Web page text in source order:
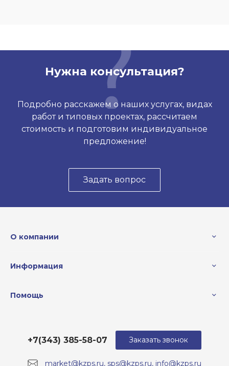
Нужна консультация?
Подробно расскажем о наших услугах, видах
работ и типовых проектах, рассчитаем
стоимость и подготовим индивидуальное
предложение!
Задать вопрос
О компании
Информация
Помощь
market@kzps.ru, sps@kzps.ru, info@kzps.ru
+7(343) 385-58-07 Заказать звонок